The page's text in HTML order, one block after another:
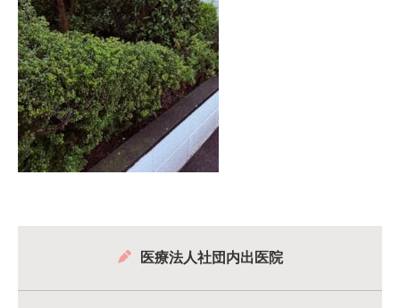
医療法人社団内出医院